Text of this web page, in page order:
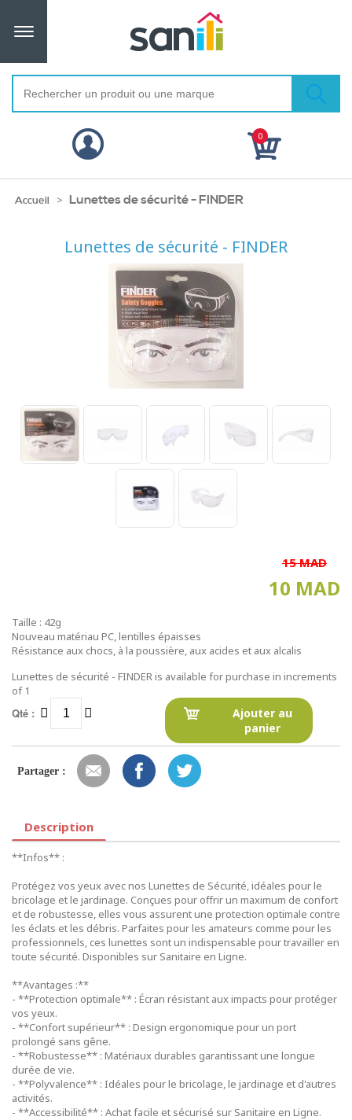
0
Accueil > Lunettes de sécurité - FINDER
Lunettes de sécurité - FINDER
15 MAD
10 MAD
Taille : 42g
Nouveau matériau PC, lentilles épaisses
Résistance aux chocs, à la poussière, aux acides et aux alcalis
Lunettes de sécurité - FINDER is available for purchase in increments
of 1
Qté :
Ajouter au
panier
Partager :
Description
**Infos** :
Protégez vos yeux avec nos Lunettes de Sécurité, idéales pour le
bricolage et le jardinage. Conçues pour offrir un maximum de confort
et de robustesse, elles vous assurent une protection optimale contre
les éclats et les débris. Parfaites pour les amateurs comme pour les
professionnels, ces lunettes sont un indispensable pour travailler en
toute sécurité. Disponibles sur Sanitaire en Ligne.
**Avantages :**
- **Protection optimale** : Écran résistant aux impacts pour protéger
vos yeux.
- **Confort supérieur** : Design ergonomique pour un port
prolongé sans gêne.
- **Robustesse** : Matériaux durables garantissant une longue
durée de vie.
- **Polyvalence** : Idéales pour le bricolage, le jardinage et d'autres
activités.
- **Accessibilité** : Achat facile et sécurisé sur Sanitaire en Ligne.